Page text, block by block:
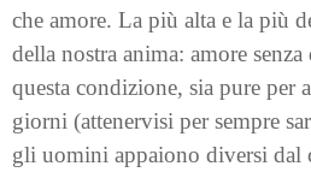
che amore. La più alta e la più
della nostra anima: amore
questa condizione, sia pure per
giorni (attenervisi per sempre
gli uomini appaiono diversi dal